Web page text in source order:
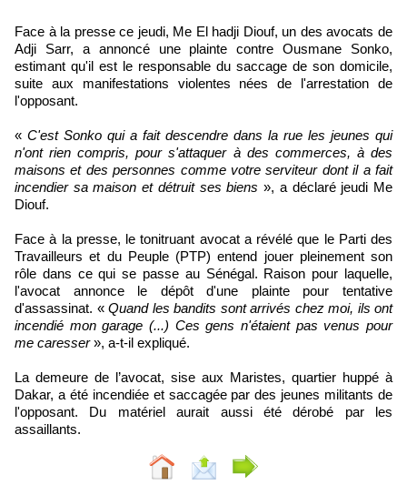
Face à la presse ce jeudi, Me El hadji Diouf, un des avocats de
Adji Sarr, a annoncé une plainte contre Ousmane Sonko,
estimant qu'il est le responsable du saccage de son domicile,
suite aux manifestations violentes nées de l'arrestation de
l'opposant.
« C'est Sonko qui a fait descendre dans la rue les jeunes qui
n'ont rien compris, pour s'attaquer à des commerces, à des
maisons et des personnes comme votre serviteur dont il a fait
incendier sa maison et détruit ses biens », a déclaré jeudi Me
Diouf.
Face à la presse, le tonitruant avocat a révélé que le Parti des
Travailleurs et du Peuple (PTP) entend jouer pleinement son
rôle dans ce qui se passe au Sénégal. Raison pour laquelle,
l'avocat annonce le dépôt d'une plainte pour tentative
d'assassinat. « Quand les bandits sont arrivés chez moi, ils ont
incendié mon garage (...) Ces gens n'étaient pas venus pour
me caresser», a-t-il expliqué.
La demeure de l’avocat, sise aux Maristes, quartier huppé à
Dakar, a été incendiée et saccagée par des jeunes militants de
l'opposant. Du matériel aurait aussi été dérobé par les
assaillants.